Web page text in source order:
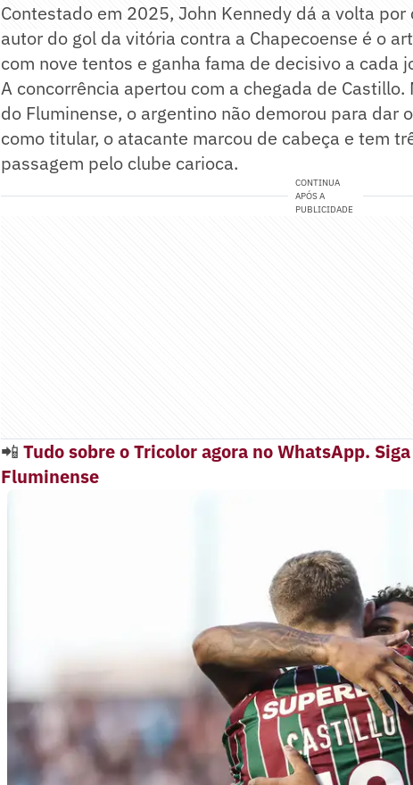
Contestado em 2025, John Kennedy dá a volta
autor do gol da vitória contra a Chapecoense é o
com nove tentos e ganha fama de decisivo a cada
A concorrência apertou com a chegada de
do Fluminense, o argentino não demorou para dar
como titular, o atacante marcou de cabeça e tem
passagem pelo clube carioca.
CONTINUA
APÓS A
PUBLICIDADE
📲 Tudo sobre o Tricolor agora no WhatsApp.
Fluminense